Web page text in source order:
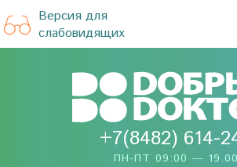
Версия для
слабовидящих
+7(8482) 614-
ПН-ПТ 09:00 — 19.00